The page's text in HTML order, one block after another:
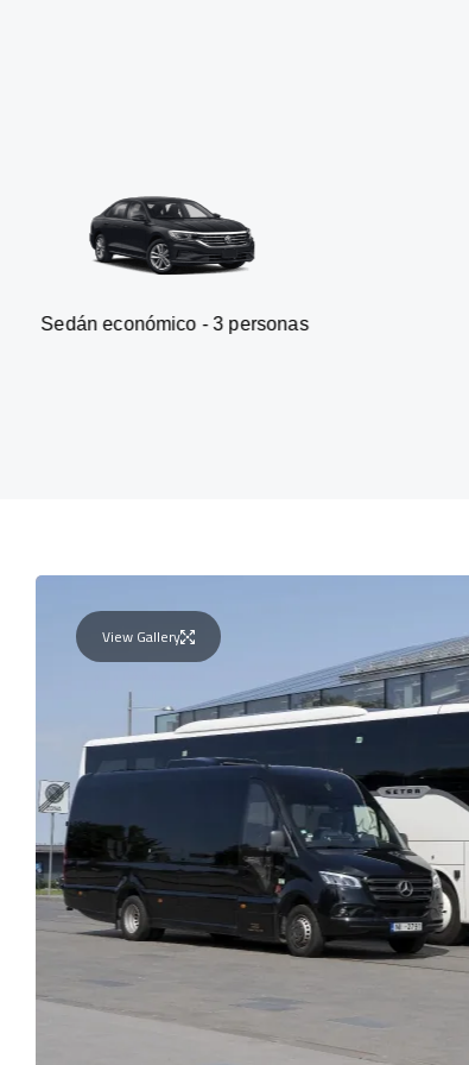
- 3 personas
View Gallery